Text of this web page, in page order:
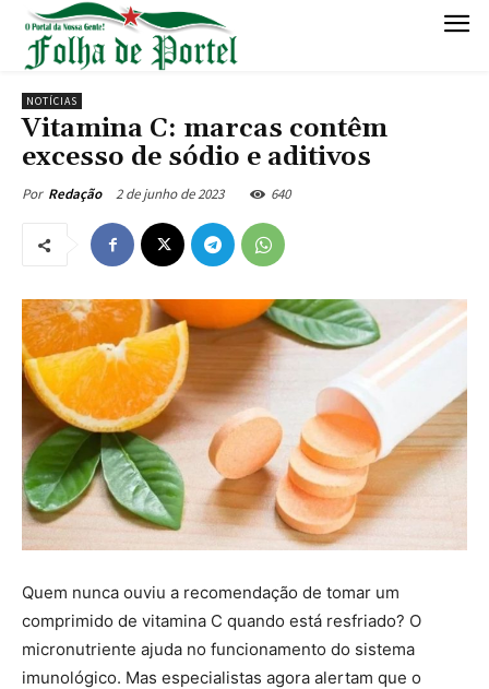
NOTÍCIAS
Vitamina C: marcas contêm
excesso de sódio e aditivos
Por Redação 2 de junho de 2023 640
Quem nunca ouviu a recomendação de tomar um
comprimido de vitamina C quando está resfriado? O
micronutriente ajuda no funcionamento do sistema
imunológico. Mas especialistas agora alertam que o